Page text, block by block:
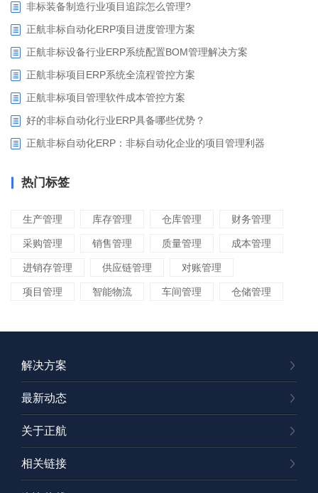
非标装备制造行业项目追踪怎么管理?
正航非标自动化ERP项目进度管理方案
正航非标设备行业ERP系统配置BOM管理解决方案
正航非标项目ERP系统全流程管控方案
正航非标项目管理软件成本管控方案
好的非标自动化行业ERP具备哪些优势？
正航非标自动化ERP：非标自动化企业的项目管理利器
热门标签
生产管理 库存管理 仓库管理 财务管理
采购管理 销售管理 质量管理 成本管理
进销存管理 供应链管理 对账管理
项目管理 智能物流 车间管理 仓储管理
解决方案
最新动态
关于正航
相关链接